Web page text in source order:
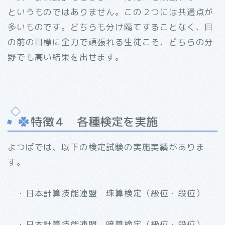
というものではありません。この２つには共通点が
多いものです。どちらも分け隔てすることなく、目
の前の目標に全力で頑張れる生徒こそ、どちらの分
野でも高い結果を出せます。
特徴４ 各種検定を実施
よつばでは、以下の検定試験の実施実績がありま
す。
・日本計算技能連盟 珠算検定（級位・段位）